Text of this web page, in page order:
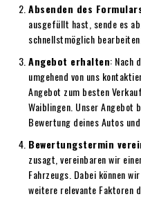
Absenden des
ausgefüllt hast, sende es
schnellstmöglich bearbeiten.
Angebot erhalten: Nach
umgehend von uns
Angebot zum besten
Waiblingen. Unser
Bewertung deines Autos
Bewertungstermin
zusagt, vereinbaren wir
Fahrzeugs. Dabei können
weitere relevante Faktoren